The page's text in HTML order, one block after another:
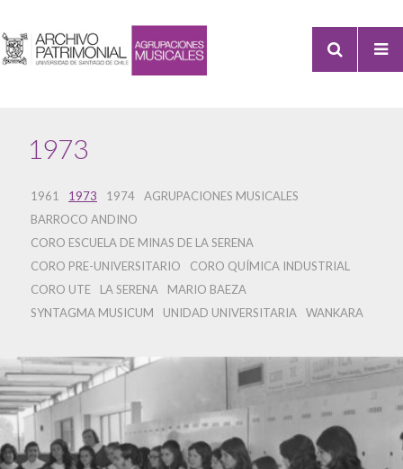
1973
1961 1973 1974
AGRUPACIONES MUSICALES
BARROCO ANDINO
CORO ESCUELA DE MINAS DE LA SERENA
CORO PRE-UNIVERSITARIO
CORO QUÍMICA INDUSTRIAL
CORO UTE
LA SERENA
MARIO BAEZA
SYNTAGMA MUSICUM
UNIDAD UNIVERSITARIA WANKARA